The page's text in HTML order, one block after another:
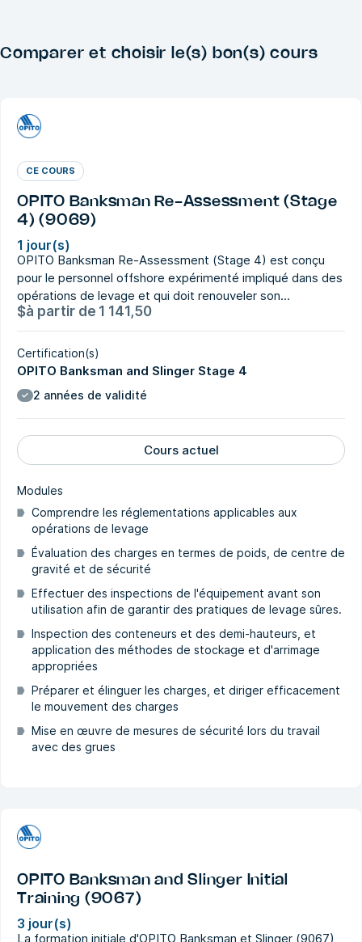
Comparer et choisir le(s) bon(s) cours
CE COURS
OPITO Banksman Re-Assessment (Stage
4) (9069)
1 jour(s)
OPITO Banksman Re-Assessment (Stage 4) est conçu
pour le personnel offshore expérimenté impliqué dans des
opérations de levage et qui doit renouveler son...
$à partir de 1 141,50
Certification(s)
OPITO Banksman and Slinger Stage 4
2 années de validité
Cours actuel
Modules
Comprendre les réglementations applicables aux
opérations de levage
Évaluation des charges en termes de poids, de centre de
gravité et de sécurité
Effectuer des inspections de l'équipement avant son
utilisation afin de garantir des pratiques de levage sûres.
Inspection des conteneurs et des demi-hauteurs, et
application des méthodes de stockage et d'arrimage
appropriées
Préparer et élinguer les charges, et diriger efficacement
le mouvement des charges
Mise en œuvre de mesures de sécurité lors du travail
avec des grues
OPITO Banksman and Slinger Initial
Training (9067)
3 jour(s)
La formation initiale d'OPITO Banksman et Slinger (9067)